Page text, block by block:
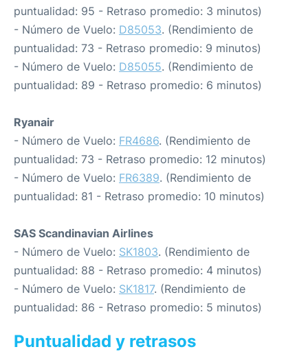
puntualidad: 95 - Retraso promedio: 3 minutos)
- Número de Vuelo: D85053. (Rendimiento de
puntualidad: 73 - Retraso promedio: 9 minutos)
- Número de Vuelo: D85055. (Rendimiento de
puntualidad: 89 - Retraso promedio: 6 minutos)
Ryanair
- Número de Vuelo: FR4686. (Rendimiento de
puntualidad: 73 - Retraso promedio: 12 minutos)
- Número de Vuelo: FR6389. (Rendimiento de
puntualidad: 81 - Retraso promedio: 10 minutos)
SAS Scandinavian Airlines
- Número de Vuelo: SK1803. (Rendimiento de
puntualidad: 88 - Retraso promedio: 4 minutos)
- Número de Vuelo: SK1817. (Rendimiento de
puntualidad: 86 - Retraso promedio: 5 minutos)
Puntualidad y retrasos